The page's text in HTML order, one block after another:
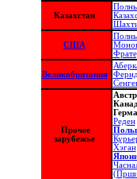
Казахстан
США
Великобритания
Прочее
зарубежье
Реден
Хэган